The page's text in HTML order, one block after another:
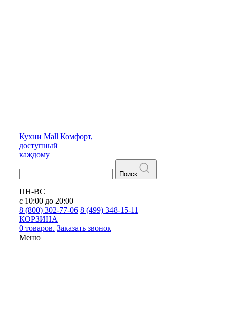
Кухни Mall Комфорт,
доступный
каждому
Поиск
ПН-ВС
с 10:00 до 20:00
8 (800) 302-77-06 8 (499) 348-15-11
КОРЗИНА
0 товаров. Заказать звонок
Меню